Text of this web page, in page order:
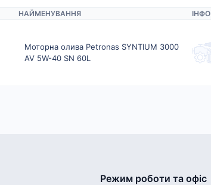
НАЙМЕНУВАННЯ ІНФО
Моторна олива Petronas SYNTIUM 3000
AV 5W-40 SN 60L
Режим роботи та офіс